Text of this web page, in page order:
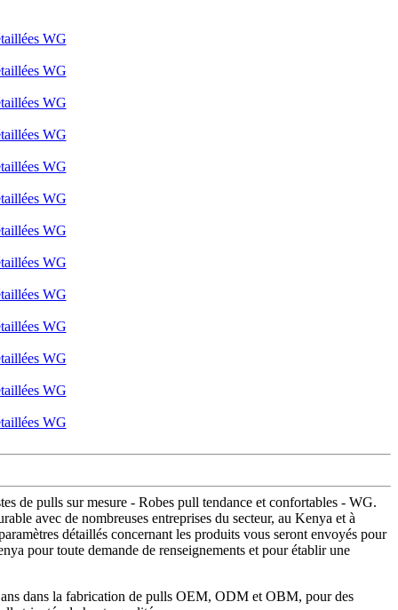
de pulls sur mesure - Robes pull tendance et confortables - WG.
avec de nombreuses entreprises du secteur, au Kenya et à
détaillés concernant les produits vous seront envoyés pour
pour toute demande de renseignements et pour établir une
dans la fabrication de pulls OEM, ODM et OBM, pour des